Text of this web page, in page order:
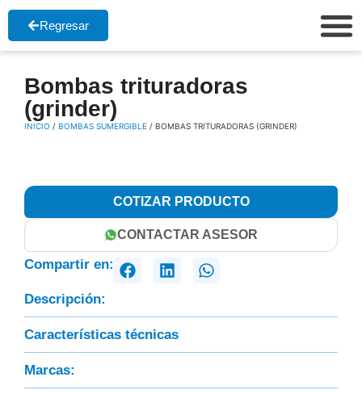
Regresar
Bombas trituradoras
(grinder)
INICIO / BOMBAS SUMERGIBLE / BOMBAS TRITURADORAS (GRINDER)
COTIZAR PRODUCTO
CONTACTAR ASESOR
Compartir en:
Descripción:
Características técnicas
Marcas: